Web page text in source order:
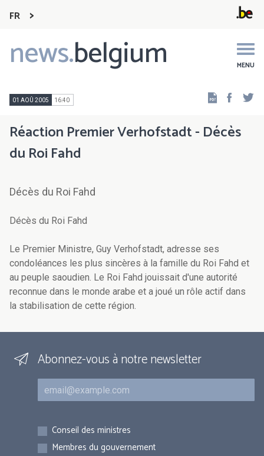
FR
news.belgium MENU
Main
navigation
01 AOÛ 2005 16:40
Réaction Premier Verhofstadt - Décès
du Roi Fahd
Décès du Roi Fahd
Décès du Roi Fahd
Le Premier Ministre, Guy Verhofstadt, adresse ses
condoléances les plus sincères à la famille du Roi Fahd et
au peuple saoudien. Le Roi Fahd jouissait d'une autorité
reconnue dans le monde arabe et a joué un rôle actif dans
la stabilisation de cette région.
Abonnez-vous à notre newsletter
Courriel
Inscriptions
Conseil des ministres
Membres du gouvernement